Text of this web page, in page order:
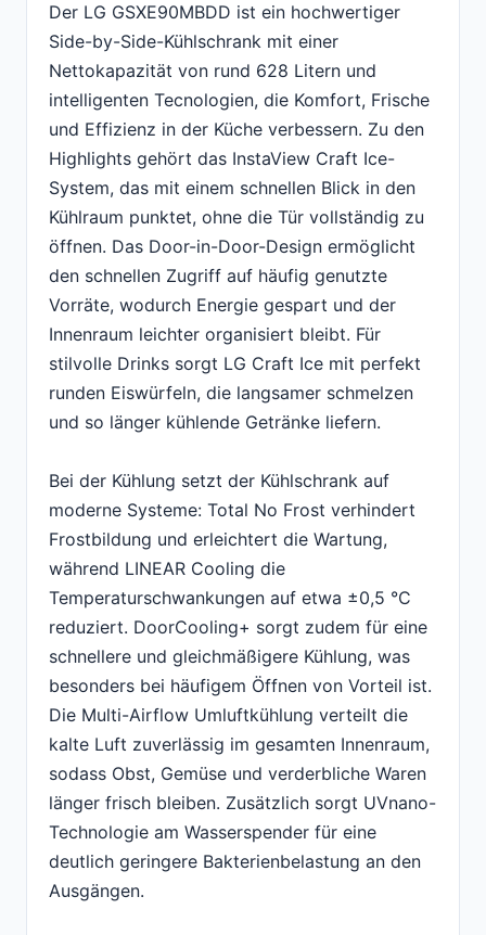
Der LG GSXE90MBDD ist ein hochwertiger
Side-by-Side-Kühlschrank mit einer
Nettokapazität von rund 628 Litern und
intelligenten Tecnologien, die Komfort, Frische
und Effizienz in der Küche verbessern. Zu den
Highlights gehört das InstaView Craft Ice-
System, das mit einem schnellen Blick in den
Kühlraum punktet, ohne die Tür vollständig zu
öffnen. Das Door-in-Door-Design ermöglicht
den schnellen Zugriff auf häufig genutzte
Vorräte, wodurch Energie gespart und der
Innenraum leichter organisiert bleibt. Für
stilvolle Drinks sorgt LG Craft Ice mit perfekt
runden Eiswürfeln, die langsamer schmelzen
und so länger kühlende Getränke liefern.
Bei der Kühlung setzt der Kühlschrank auf
moderne Systeme: Total No Frost verhindert
Frostbildung und erleichtert die Wartung,
während LINEAR Cooling die
Temperaturschwankungen auf etwa ±0,5 °C
reduziert. DoorCooling+ sorgt zudem für eine
schnellere und gleichmäßigere Kühlung, was
besonders bei häufigem Öffnen von Vorteil ist.
Die Multi-Airflow Umluftkühlung verteilt die
kalte Luft zuverlässig im gesamten Innenraum,
sodass Obst, Gemüse und verderbliche Waren
länger frisch bleiben. Zusätzlich sorgt UVnano-
Technologie am Wasserspender für eine
deutlich geringere Bakterienbelastung an den
Ausgängen.